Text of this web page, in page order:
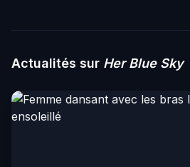
Actualités sur Her Blue Sky